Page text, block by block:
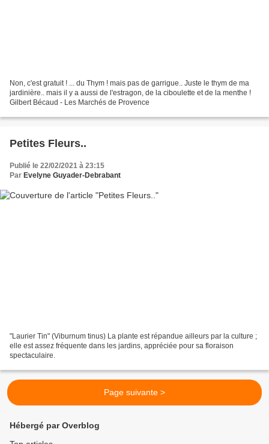
Non, c'est gratuit ! ... du Thym ! mais pas de garrigue.. Juste le thym de ma
jardinière.. mais il y a aussi de l'estragon, de la ciboulette et de la menthe !
Gilbert Bécaud - Les Marchés de Provence
Petites Fleurs..
Publié le 22/02/2021 à 23:15
Par Evelyne Guyader-Debrabant
"Laurier Tin" (Viburnum tinus) La plante est répandue ailleurs par la culture ;
elle est assez fréquente dans les jardins, appréciée pour sa floraison
spectaculaire.
Page suivante >
Hébergé par Overblog